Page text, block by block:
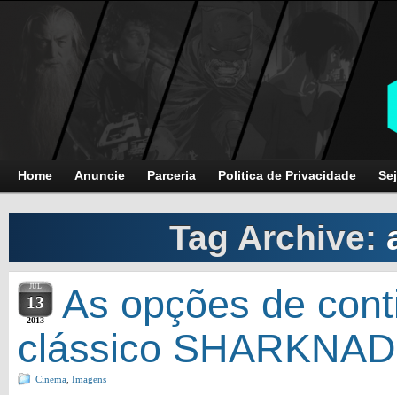
Home Anuncie Parceria Politica de Privacidade
Tag Archive:
JUL
13
2013
As opções de
clássico
Cinema Imagens